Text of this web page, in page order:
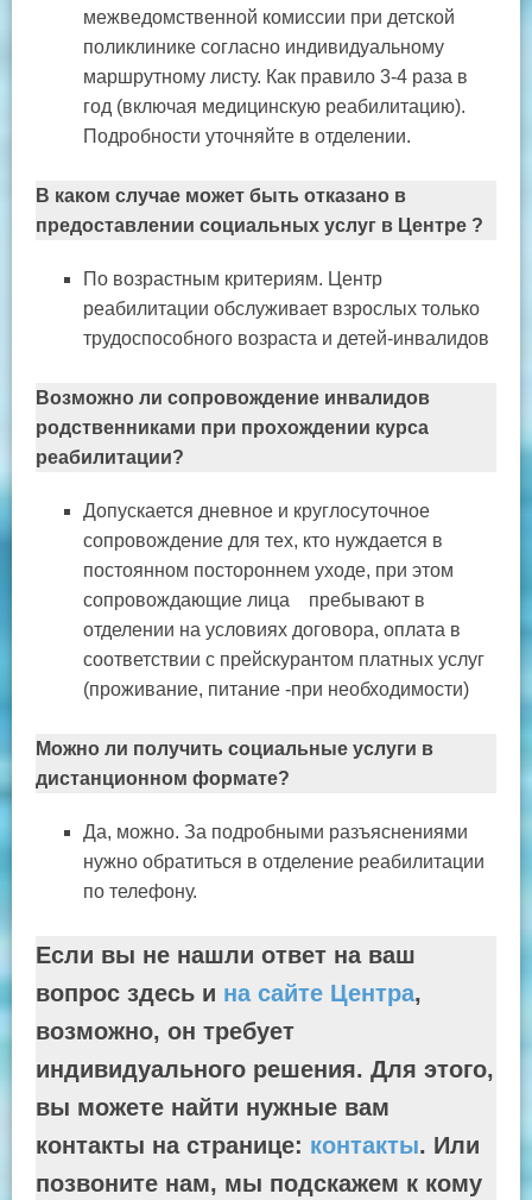
межведомственной комиссии при детской
поликлинике согласно индивидуальному
маршрутному листу. Как правило 3-4 раза в
год (включая медицинскую реабилитацию).
Подробности уточняйте в отделении.
В каком случае может быть отказано в
предоставлении социальных услуг в Центре ?
По возрастным критериям. Центр
реабилитации обслуживает взрослых только
трудоспособного возраста и детей-инвалидов
Возможно ли сопровождение инвалидов
родственниками при прохождении курса
реабилитации?
Допускается дневное и круглосуточное
сопровождение для тех, кто нуждается в
постоянном постороннем уходе, при этом
сопровождающие лица пребывают в
отделении на условиях договора, оплата в
соответствии с прейскурантом платных услуг
(проживание, питание -при необходимости)
Можно ли получить социальные услуги в
дистанционном формате?
Да, можно. За подробными разъяснениями
нужно обратиться в отделение реабилитации
по телефону.
Если вы не нашли ответ на ваш
вопрос здесь и на сайте Центра,
возможно, он требует
индивидуального решения. Для этого,
вы можете найти нужные вам
контакты на странице: контакты. Или
позвоните нам, мы подскажем к кому